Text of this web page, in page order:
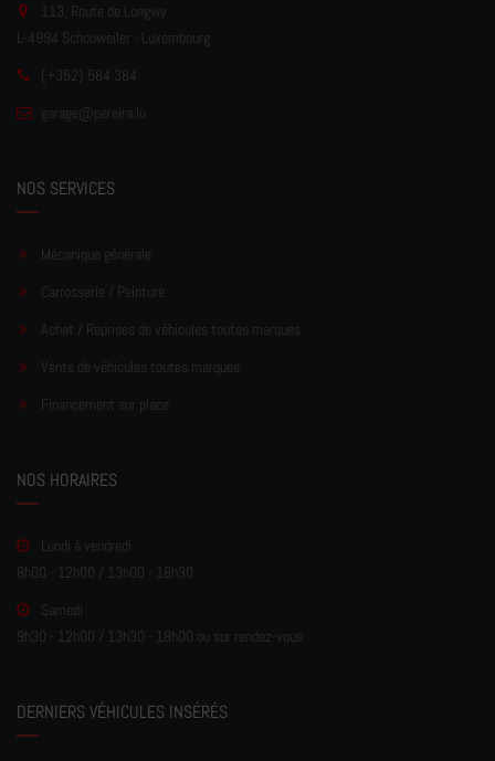
113, Route de Longwy
L-4994 Schouweiler - Luxembourg
(+352) 584 384
garage@pereira.lu
NOS SERVICES
Mécanique générale
Carrosserie / Peinture
Achat / Reprises de véhicules toutes marques
Vente de véhicules toutes marques
Financement sur place
NOS HORAIRES
Lundi à vendredi
8h00 - 12h00 / 13h00 - 18h30
Samedi
9h30 - 12h00 / 13h30 - 18h00 ou sur rendez-vous
DERNIERS VÉHICULES INSÉRÉS